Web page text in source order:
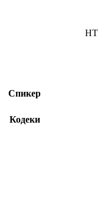
Спикер
Кодеки